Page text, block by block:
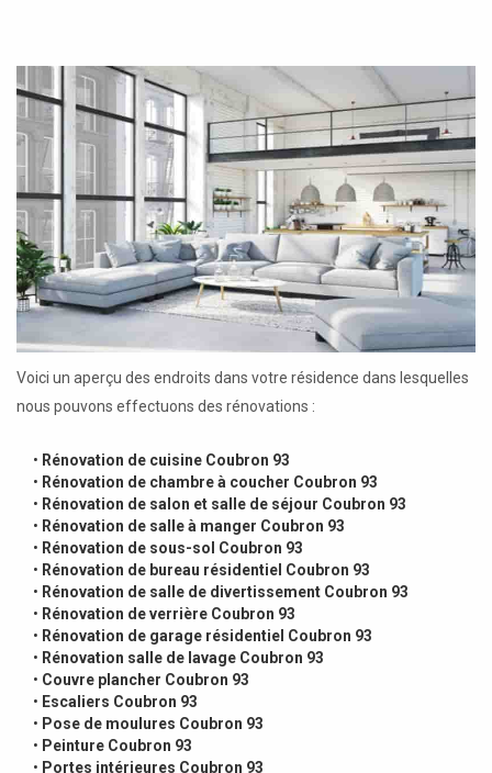
Voici un aperçu des endroits dans votre résidence dans lesquelles
nous pouvons effectuons des rénovations :
• Rénovation de cuisine Coubron 93
• Rénovation de chambre à coucher Coubron 93
• Rénovation de salon et salle de séjour Coubron 93
• Rénovation de salle à manger Coubron 93
• Rénovation de sous-sol Coubron 93
• Rénovation de bureau résidentiel Coubron 93
• Rénovation de salle de divertissement Coubron 93
• Rénovation de verrière Coubron 93
• Rénovation de garage résidentiel Coubron 93
• Rénovation salle de lavage Coubron 93
• Couvre plancher Coubron 93
• Escaliers Coubron 93
• Pose de moulures Coubron 93
• Peinture Coubron 93
• Portes intérieures Coubron 93